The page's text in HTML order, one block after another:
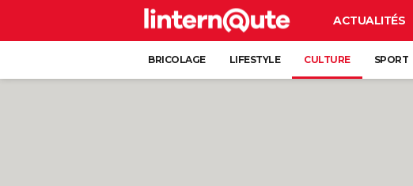
ACTUALITÉS
BRICOLAGE LIFESTYLE CULTURE SPORT